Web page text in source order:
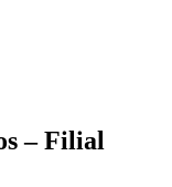
– Filial